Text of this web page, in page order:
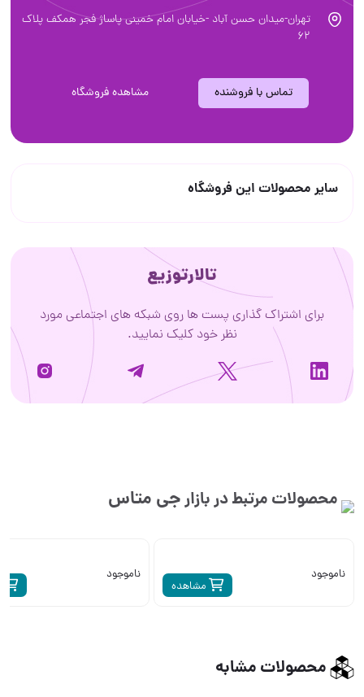
تهران-میدان حسن آباد -خیابان امام خمینی پاساژ فجر همکف پلاک
62
تماس با فروشنده مشاهده فروشگاه
سایر محصولات این فروشگاه
تالارتوزیع
برای اشتراک گذاری پست ها روی شبکه های اجتماعی مورد
نظر خود کلیک نمایید.
محصولات مرتبط در بازارجی متاس
مشاهده
ناموجود ناموجود
محصولات مشابه